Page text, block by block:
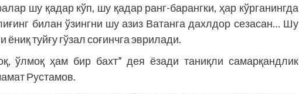
шу қадар кўп, шу қадар ранг-барангки, ҳар кўрганингда
билан ўзингни шу азиз Ватанга дахлдор сезасан… Шу
ёниқ туйғу гўзал соғинчга эврилади.
ўлмоқ ҳам бир бахт” дея ёзади таниқли самарқандлик
Рустамов.